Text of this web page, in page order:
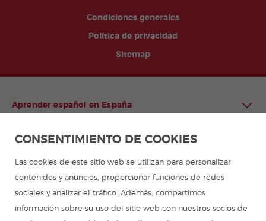
Condiciones generales
Política de privacidad
Sitemap
Aprender español en España
Aprender español en Latinoamérica
Campamentos de verano
CONSENTIMIENTO DE COOKIES
Las cookies de este sitio web se utilizan para personalizar
contenidos y anuncios, proporcionar funciones de redes
sociales y analizar el tráfico. Además, compartimos
información sobre su uso del sitio web con nuestros socios de